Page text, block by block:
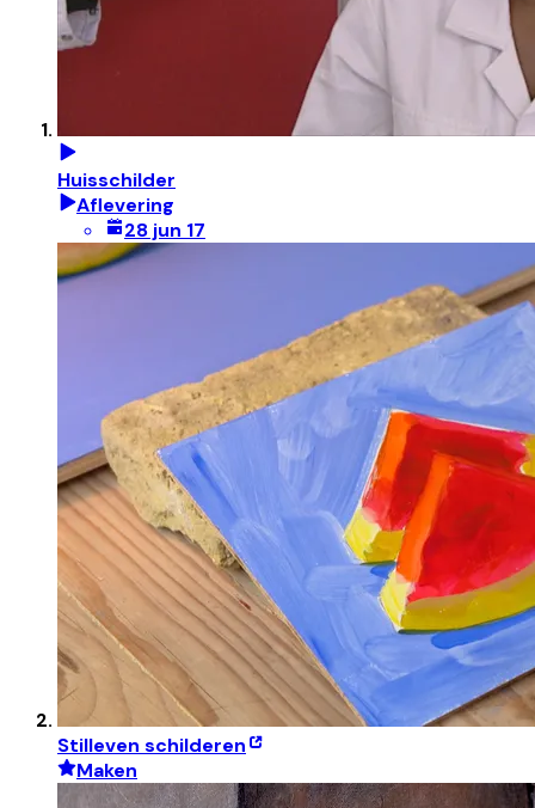
Huisschilder
Aflevering
28 jun 17
Stilleven schilderen
Maken